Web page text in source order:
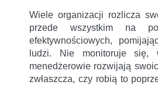
Wiele organizacji rozlicza
przede wszystkim na
efektywnościowych,
ludzi. Nie monitoruje się,
menedżerowie rozwijają
zwłaszcza, czy robią to